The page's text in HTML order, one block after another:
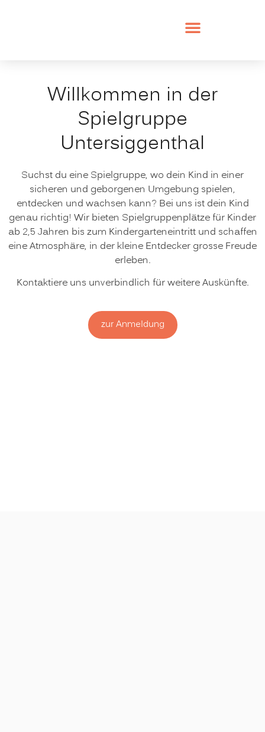
Willkommen in der
Spielgruppe
Untersiggenthal
Suchst du eine Spielgruppe, wo dein Kind in einer
sicheren und geborgenen Umgebung spielen,
entdecken und wachsen kann? Bei uns ist dein Kind
genau richtig! Wir bieten Spielgruppenplätze für Kinder
ab 2,5 Jahren bis zum Kindergarteneintritt und schaffen
eine Atmosphäre, in der kleine Entdecker grosse Freude
erleben.
Kontaktiere uns unverbindlich für weitere Auskünfte.
zur Anmeldung